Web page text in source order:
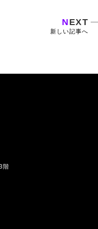
N EXT
新しい記事へ
階